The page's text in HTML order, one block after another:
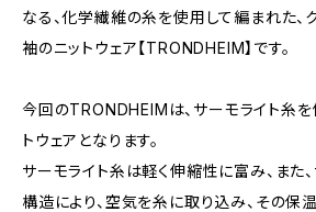
なる、化学繊維の糸を使用して編まれた、
袖のニットウェア【TRONDHEIM】です。
今回のTRONDHEIMは、サーモライト糸
トウェアとなります。
サーモライト糸は軽く伸縮性に富み、また
構造により、空気を糸に取り込み、その保